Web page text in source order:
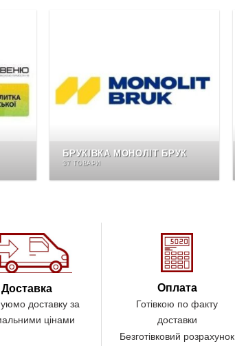
БРУКІВКА МОНОЛІТ БРУК
37 ТОВАРИ
Доставка
доставку за
цінами
Оплата
Готівкою по факту
доставки
Безготівковий розрахунок